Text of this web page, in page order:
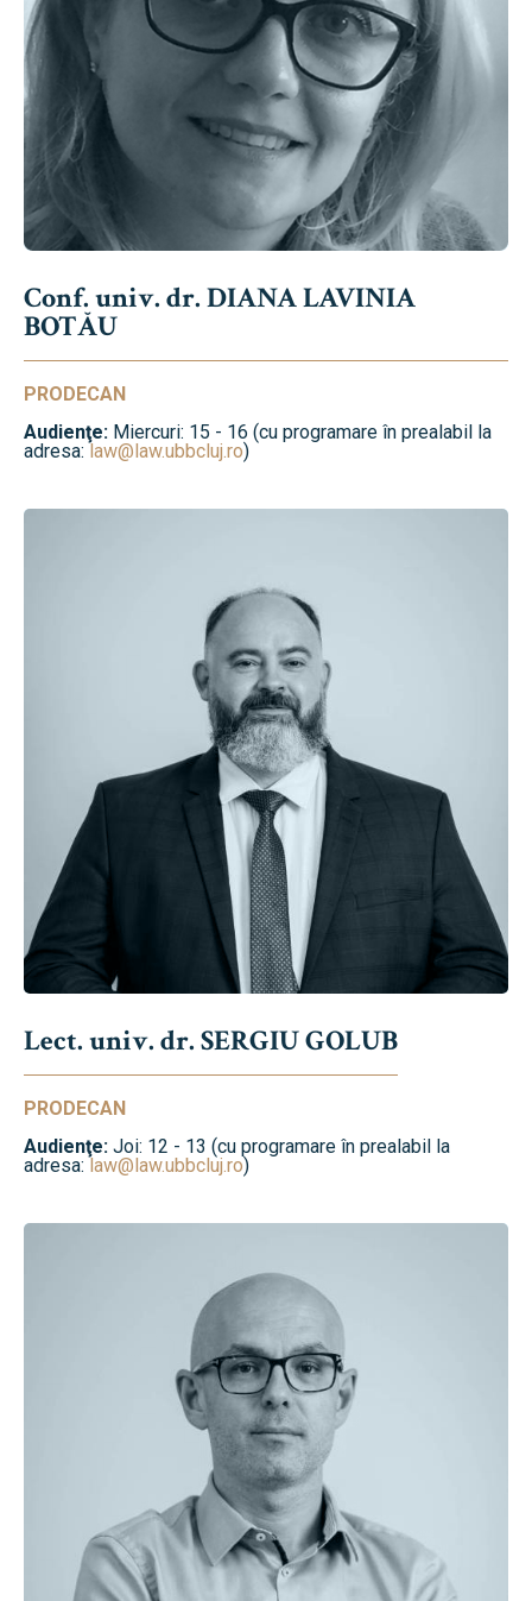
Conf. univ. dr. DIANA LAVINIA
BOTĂU
PRODECAN
Audienţe: Miercuri: 15 - 16 (cu programare în prealabil la
adresa: law@law.ubbcluj.ro)
Lect. univ. dr. SERGIU GOLUB
PRODECAN
Audienţe: Joi: 12 - 13 (cu programare în prealabil la
adresa:law@law.ubbcluj.ro)